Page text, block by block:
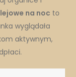
na noc to
wyglądała
aktywnym,